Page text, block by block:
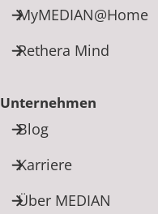
MyMEDIAN@Home
Rethera Mind
Unternehmen
Blog
Karriere
Über MEDIAN